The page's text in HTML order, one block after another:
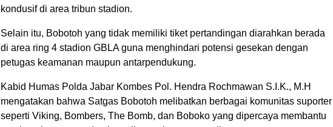
kondusif di area tribun stadion.
Selain itu, Bobotoh yang tidak memiliki tiket pertandingan diarahkan berada
di area ring 4 stadion GBLA guna menghindari potensi gesekan dengan
petugas keamanan maupun antarpendukung.
Kabid Humas Polda Jabar Kombes Pol. Hendra Rochmawan S.I.K., M.H
mengatakan bahwa Satgas Bobotoh melibatkan berbagai komunitas suporter
seperti Viking, Bombers, The Bomb, dan Boboko yang dipercaya membantu